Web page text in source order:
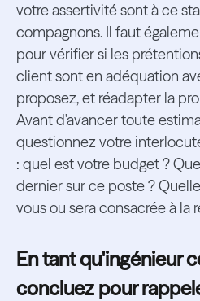
votre assertivité sont à ce
compagnons. Il faut
pour vérifier si les
client sont en adéquation
proposez, et réadapter la
Avant d'avancer toute
questionnez votre
: quel est votre budget ?
dernier sur ce poste ?
vous ou sera consacrée à la
En tant qu'ingénieur
concluez pour